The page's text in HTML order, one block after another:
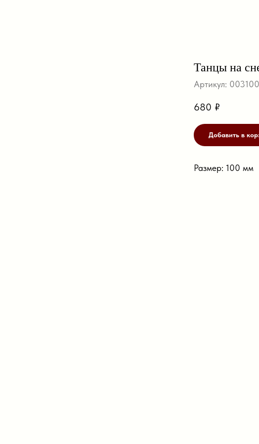
Танцы на
Артикул:
680 ₽
Добавить в
Размер: 100 мм